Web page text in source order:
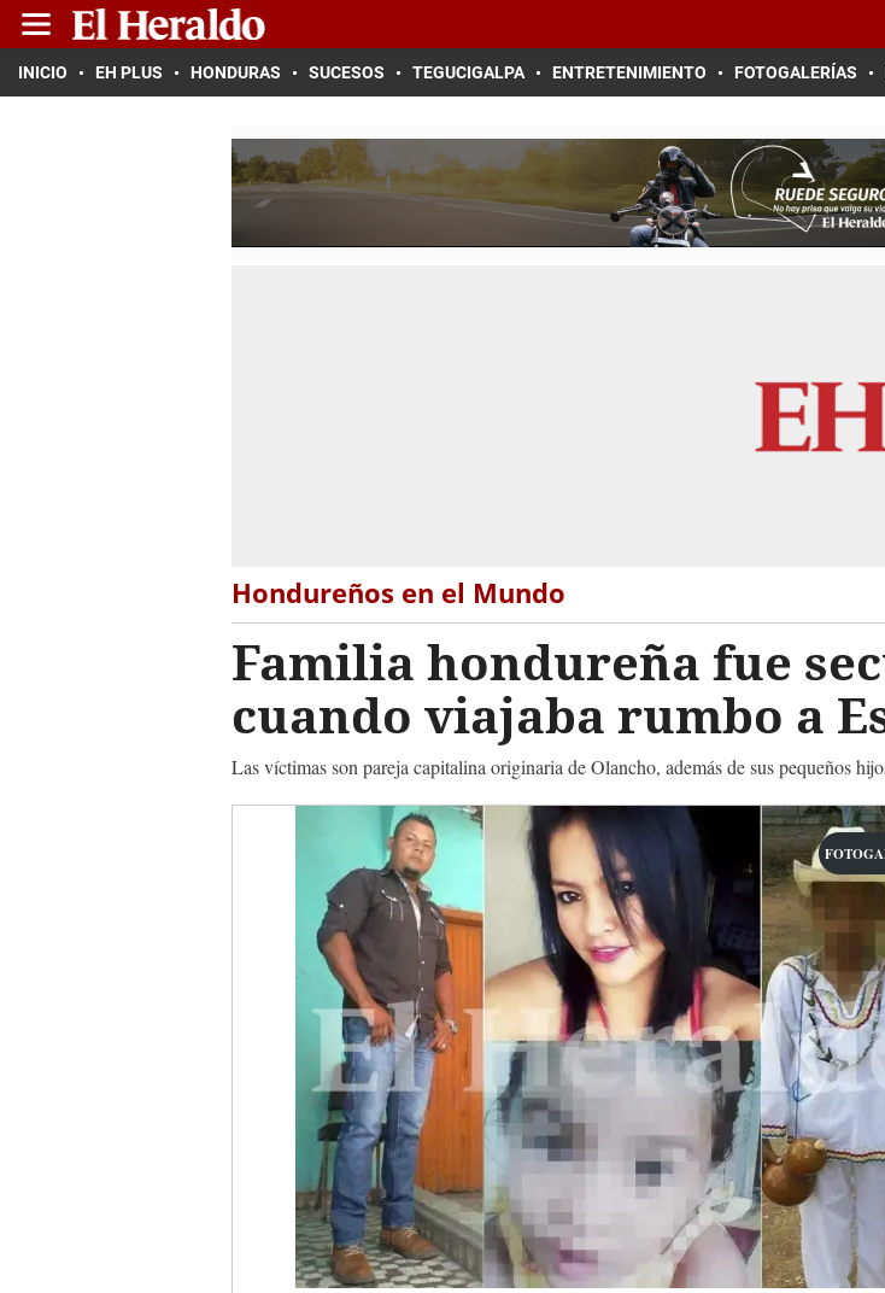
INICIO EH PLUS HONDURAS SUCESOS TEGUCIGALPA ENTRETENIMIENTO FOTOGALERÍAS
Hondureños en el Mundo
Familia hondureña fue
cuando viajaba rumbo a
Las víctimas son pareja capitalina originaria de Olancho, además de sus pequeños